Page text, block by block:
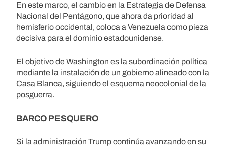
En este marco, el cambio en la Estrategia de Defensa
Nacional del Pentágono, que ahora da prioridad al
hemisferio occidental, coloca a Venezuela como pieza
decisiva para el dominio estadounidense.
El objetivo de Washington es la subordinación política
mediante la instalación de un gobierno alineado con la
Casa Blanca, siguiendo el esquema neocolonial de la
posguerra.
BARCO PESQUERO
Si la administración Trump continúa avanzando en su